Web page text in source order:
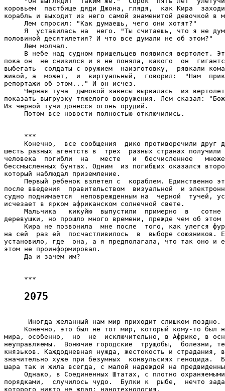
2075
      Иногда желанный нам мир приходит слишком поздно.
Конечно, это был не тот мир, который кому-то был
мира, особенно,  но  не  исключительно, в Африке, в
неуправляемы.  Вонючие городские  трущобы,  болезни,
князьков. Каждодневная нужда, жестокость и страдания,
значительно хуже при безумных  конвульсиях геноцида.
шара так и жила всегда, с малой надеждой на
Однако, в Соединенных Штатах, с плотно
порядками,  случилось чудо.  Булки к  рыбе,  нечто
которого никто не ждал: нанотехнология.